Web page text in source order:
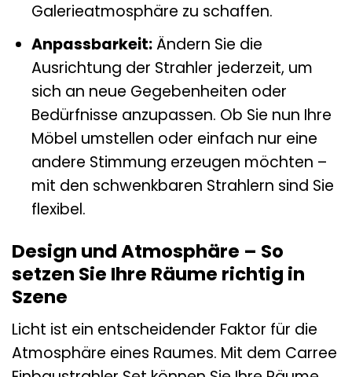
Galerieatmosphäre zu schaffen.
Anpassbarkeit:Ändern Sie die
Ausrichtung der Strahler jederzeit, um
sich an neue Gegebenheiten oder
Bedürfnisse anzupassen. Ob Sie nun Ihre
Möbel umstellen oder einfach nur eine
andere Stimmung erzeugen möchten –
mit den schwenkbaren Strahlern sind Sie
flexibel.
Design und Atmosphäre – So
setzen Sie Ihre Räume richtig in
Szene
Licht ist ein entscheidender Faktor für die
Atmosphäre eines Raumes. Mit dem Carree